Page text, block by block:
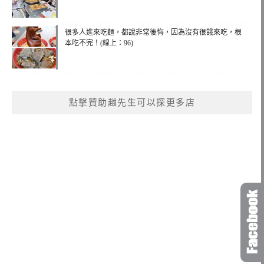
很多人進來吃麵，都說非常後悔，因為沒有很餓來吃，根
本吃不完！(線上：96)
點擊贊助趙先生可以探更多店